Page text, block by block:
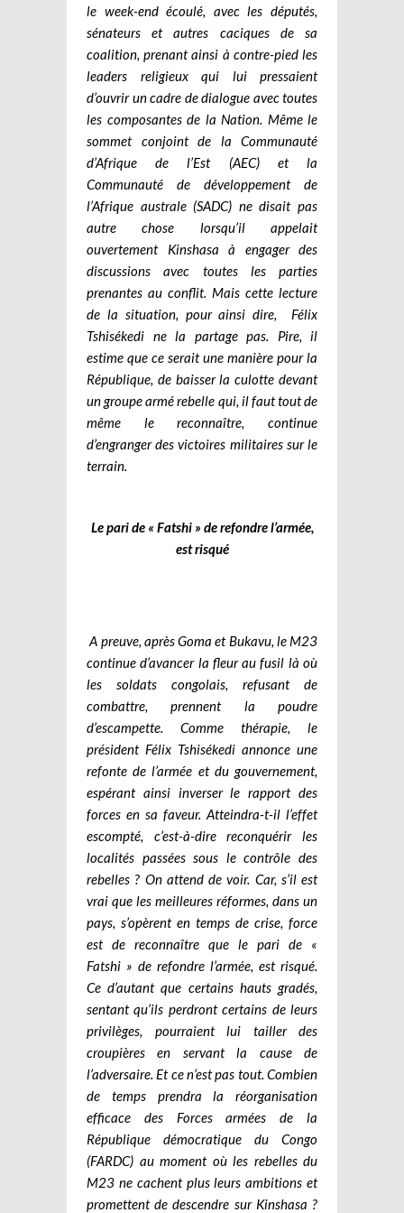
le week-end écoulé, avec les députés,
sénateurs et autres caciques de sa
coalition, prenant ainsi à contre-pied les
leaders religieux qui lui pressaient
d’ouvrir un cadre de dialogue avec toutes
les composantes de la Nation. Même le
sommet conjoint de la Communauté
d’Afrique de l’Est (AEC) et la
Communauté de développement de
l’Afrique australe (SADC) ne disait pas
autre chose lorsqu’il appelait
ouvertement Kinshasa à engager des
discussions avec toutes les parties
prenantes au conflit. Mais cette lecture
de la situation, pour ainsi dire, Félix
Tshisékedi ne la partage pas. Pire, il
estime que ce serait une manière pour la
République, de baisser la culotte devant
un groupe armé rebelle qui, il faut tout de
même le reconnaître, continue
d’engranger des victoires militaires sur le
terrain.
Le pari de « Fatshi » de refondre l’armée,
est risqué
A preuve, après Goma et Bukavu, le M23
continue d’avancer la fleur au fusil là où
les soldats congolais, refusant de
combattre, prennent la poudre
d’escampette. Comme thérapie, le
président Félix Tshisékedi annonce une
refonte de l’armée et du gouvernement,
espérant ainsi inverser le rapport des
forces en sa faveur. Atteindra-t-il l’effet
escompté, c’est-à-dire reconquérir les
localités passées sous le contrôle des
rebelles ? On attend de voir. Car, s’il est
vrai que les meilleures réformes, dans un
pays, s’opèrent en temps de crise, force
est de reconnaître que le pari de «
Fatshi » de refondre l’armée, est risqué.
Ce d’autant que certains hauts gradés,
sentant qu’ils perdront certains de leurs
privilèges, pourraient lui tailler des
croupières en servant la cause de
l’adversaire. Et ce n’est pas tout. Combien
de temps prendra la réorganisation
efficace des Forces armées de la
République démocratique du Congo
(FARDC) au moment où les rebelles du
M23 ne cachent plus leurs ambitions et
promettent de descendre sur Kinshasa ?